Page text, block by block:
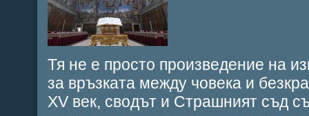
Тя не е просто произведение на
за връзката между човека и
XV век, сводът и Страшният съд